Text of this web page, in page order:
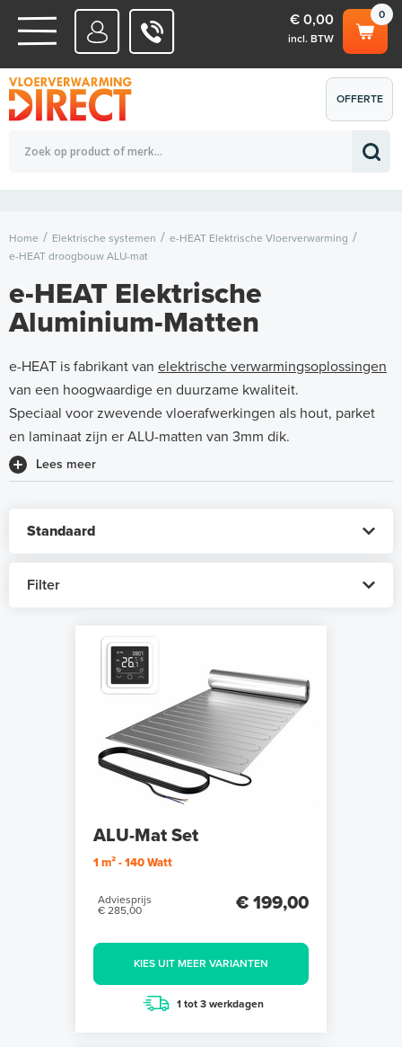
WATERSYSTEMEN
ELEKTRISCHE SYSTEMEN
0
€ 0,00
incl. BTW
Totaalbedrag (incl. BTW) € 0,00
OFFERTE
AANVRAGEN
Home Elektrische systemen
e-HEAT Elektrische Vloerverwarming
e-HEAT droogbouw ALU-mat
e-HEAT Elektrische
Aluminium-Matten
e-HEAT is fabrikant van elektrische verwarmingsoplossingen
van een hoogwaardige en duurzame kwaliteit.
Speciaal voor zwevende vloerafwerkingen als hout, parket
en laminaat zijn er ALU-matten van 3mm dik.
Lees meer
Filter
ALU-Mat Set
1 m² - 140 Watt
Adviesprijs
€ 285,00
€ 199,00
KIES UIT MEER VARIANTEN
1 tot 3 werkdagen